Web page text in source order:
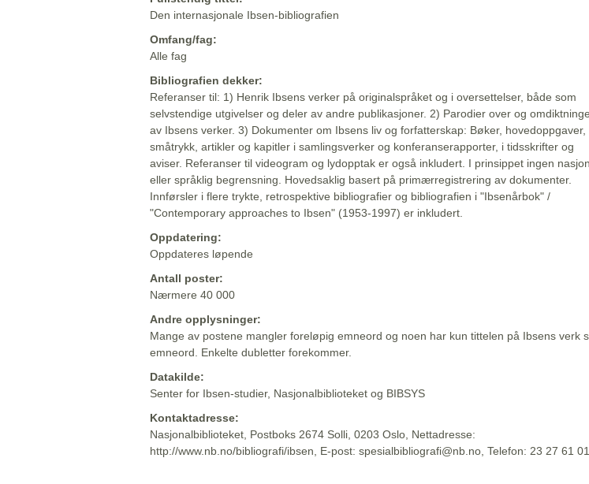
Den internasjonale Ibsen-bibliografien
Omfang/fag:
Alle fag
Bibliografien dekker:
Referanser til: 1) Henrik Ibsens verker på originalspråket og i oversettelser, både som
selvstendige utgivelser og deler av andre publikasjoner. 2) Parodier over og
av Ibsens verker. 3) Dokumenter om Ibsens liv og forfatterskap: Bøker, hovedoppgaver,
småtrykk, artikler og kapitler i samlingsverker og konferanserapporter, i tidsskrifter og
aviser. Referanser til videogram og lydopptak er også inkludert. I prinsippet ingen
eller språklig begrensning. Hovedsaklig basert på primærregistrering av dokumenter.
Innførsler i flere trykte, retrospektive bibliografier og bibliografien i "Ibsenårbok" /
"Contemporary approaches to Ibsen" (1953-1997) er inkludert.
Oppdatering:
Oppdateres løpende
Antall poster:
Nærmere 40 000
Andre opplysninger:
Mange av postene mangler foreløpig emneord og noen har kun tittelen på Ibsens verk
emneord. Enkelte dubletter forekommer.
Datakilde:
Senter for Ibsen-studier, Nasjonalbiblioteket og BIBSYS
Kontaktadresse:
Nasjonalbiblioteket, Postboks 2674 Solli, 0203 Oslo, Nettadresse:
http://www.nb.no/bibliografi/ibsen, E-post: spesialbibliografi@nb.no, Telefon: 23 27 61 01